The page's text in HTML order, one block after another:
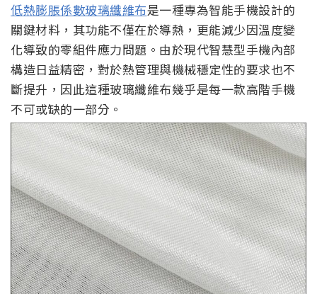
低熱膨脹係數玻璃纖維布是一種專為智能手機設計的
關鍵材料，其功能不僅在於導熱，更能減少因溫度變
化導致的零組件應力問題。由於現代智慧型手機內部
構造日益精密，對於熱管理與機械穩定性的要求也不
斷提升，因此這種玻璃纖維布幾乎是每一款高階手機
不可或缺的一部分。